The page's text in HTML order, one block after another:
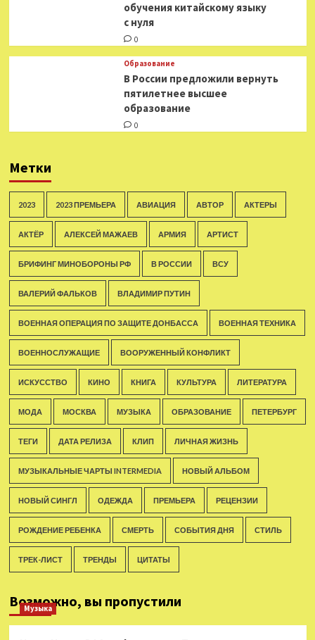
обучения китайскому языку
с нуля
0
Образование
В России предложили вернуть
пятилетнее высшее
образование
0
Метки
2023 2023 ПРЕМЬЕРА АВИАЦИЯ АВТОР АКТЕРЫ
АКТЁР АЛЕКСЕЙ МАЖАЕВ АРМИЯ АРТИСТ
БРИФИНГ МИНОБОРОНЫ РФ В РОССИИ ВСУ
ВАЛЕРИЙ ФАЛЬКОВ ВЛАДИМИР ПУТИН
ВОЕННАЯ ОПЕРАЦИЯ ПО ЗАЩИТЕ ДОНБАССА ВОЕННАЯ ТЕХНИКА
ВОЕННОСЛУЖАЩИЕ ВООРУЖЕННЫЙ КОНФЛИКТ
ИСКУССТВО КИНО КНИГА КУЛЬТУРА ЛИТЕРАТУРА
МОДА МОСКВА МУЗЫКА ОБРАЗОВАНИЕ ПЕТЕРБУРГ
ТЕГИ ДАТА РЕЛИЗА КЛИП ЛИЧНАЯ ЖИЗНЬ
МУЗЫКАЛЬНЫЕ ЧАРТЫ INTERMEDIA НОВЫЙ АЛЬБОМ
НОВЫЙ СИНГЛ ОДЕЖДА ПРЕМЬЕРА РЕЦЕНЗИИ
РОЖДЕНИЕ РЕБЕНКА СМЕРТЬ СОБЫТИЯ ДНЯ СТИЛЬ
ТРЕК-ЛИСТ ТРЕНДЫ ЦИТАТЫ
Возможно, вы пропустили
Музыка